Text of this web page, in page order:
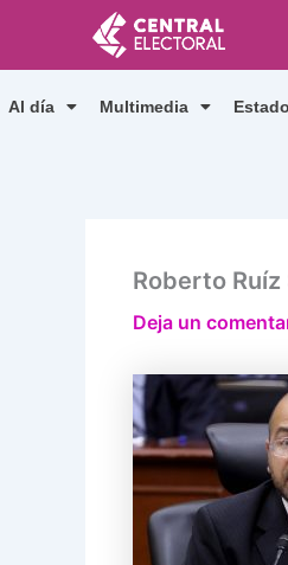
contenido
Al día Multimedia
Roberto
Deja un